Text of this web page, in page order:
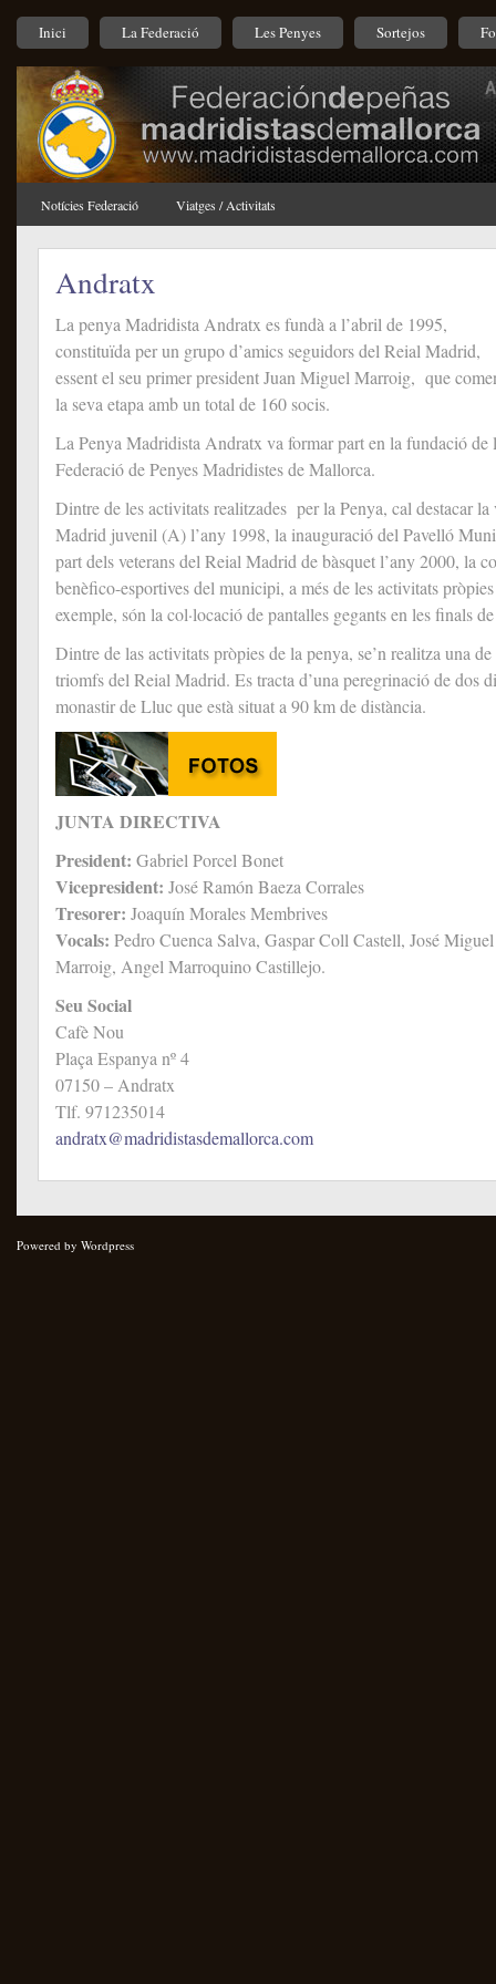
Inici La Federació Les Penyes Sortejos
Notícies Federació Viatges / Activitats
Andratx
La penya Madridista Andratx es fundà a l’abril de 1995,
constituïda per un grupo d’amics seguidors del Reial Madrid,
essent el seu primer president Juan Miguel Marroig, que
la seva etapa amb un total de 160 socis.
La Penya Madridista Andratx va formar part en la fundació de
Federació de Penyes Madridistes de Mallorca.
Dintre de les activitats realitzades per la Penya, cal destacar
Madrid juvenil (A) l’any 1998, la inauguració del Pavelló
part dels veterans del Reial Madrid de bàsquet l’any 2000, la
benèfico-esportives del municipi, a més de les activitats
exemple, són la col·locació de pantalles gegants en les finals
Dintre de las activitats pròpies de la penya, se’n realitza una
triomfs del Reial Madrid. Es tracta d’una peregrinació de dos
monastir de Lluc que està situat a 90 km de distància.
JUNTA DIRECTIVA
President: Gabriel Porcel Bonet
Vicepresident: José Ramón Baeza Corrales
Tresorer: Joaquín Morales Membrives
Vocals: Pedro Cuenca Salva, Gaspar Coll Castell, José
Marroig, Angel Marroquino Castillejo.
Seu Social
Cafè Nou
Plaça Espanya nº 4
07150 – Andratx
Tlf. 971235014
andratx@madridistasdemallorca.com
Powered by Wordpress